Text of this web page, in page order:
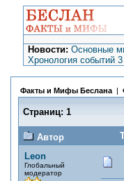
Новости: Основные
Хронология событий
Факты и Мифы Беслана |
Страниц: 1
Автор
Leon
Глобальный
модератор